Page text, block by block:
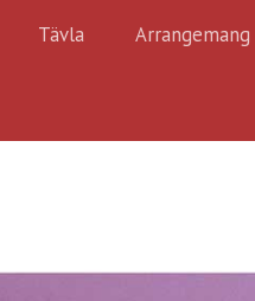
Tävla Arrangemang